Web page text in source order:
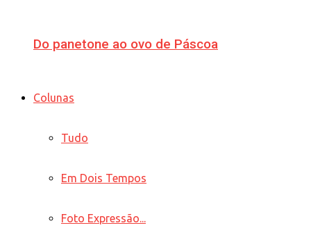
Do panetone ao ovo de Páscoa
Colunas
Tudo
Em Dois Tempos
Foto Expressão...